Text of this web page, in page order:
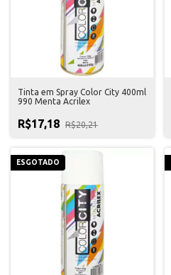
Tinta em Spray Color City 400ml
990 Menta Acrilex
R$17,18 R$20,21
ESGOTADO